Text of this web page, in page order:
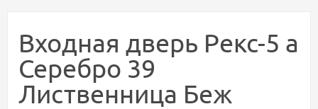
Входная дверь Рекс-5 а
Серебро 39
Лиственница Беж